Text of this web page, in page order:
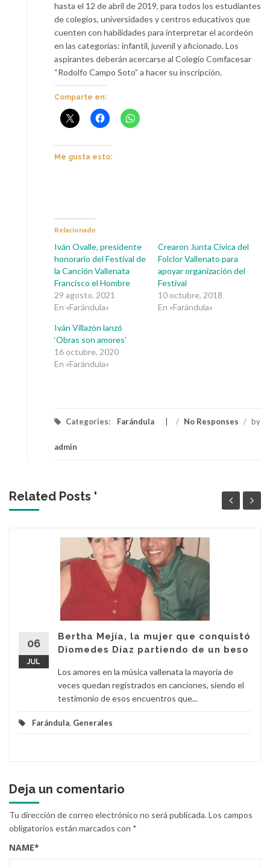
hasta el 12 de abril de 2019, para todos los estudiantes
de colegios, universidades y centros educativos que
cuenten con habilidades para interpretar el acordeón
en las categorías: infantil, juvenil y aficionado. Los
aspirantes deberán acercarse al Colegio Comfacesar
“Rodolfo Campo Soto” a hacer su inscripción.
Comparte en:
Me gusta esto:
Relacionado
Iván Ovalle, presidente
honorario del Festival de
la Canción Vallenata
Francisco el Hombre
29 agosto, 2021
En «Farándula»
Crearon Junta Cívica del
Folclor Vallenato para
apoyar organización del
Festival
10 octubre, 2018
En «Farándula»
Iván Villazón lanzó
‘Obras son amores’
16 octubre, 2020
En «Farándula»
Categories: Farándula / No Responses / by
admin
Related Posts '
06
JUL
Bertha Mejía, la mujer que conquistó
Diomedes Díaz partiendo de un beso
Los amores en la música vallenata la mayoría de
veces quedan registrados en canciones, siendo el
testimonio de esos encuentros que...
Farándula, Generales
Deja un comentario
Tu dirección de correo electrónico no será publicada.Los campos
obligatorios están marcados con *
NAME*